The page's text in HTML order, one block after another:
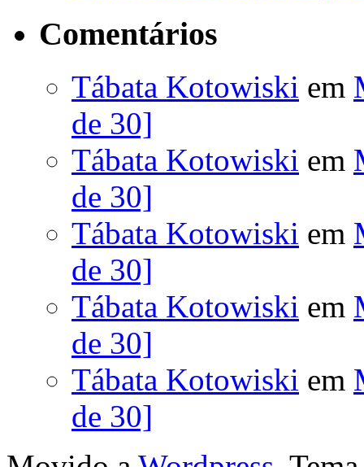
Comentários
Tábata Kotowiski em
de 30]
Tábata Kotowiski em
de 30]
Tábata Kotowiski em
de 30]
Tábata Kotowiski em
de 30]
Tábata Kotowiski em
de 30]